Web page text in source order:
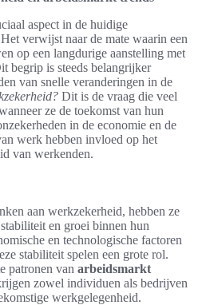
aspect in de huidige
verwijst naar de mate waarin een
op een langdurige aanstelling met
begrip is steeds belangrijker
van snelle veranderingen in de
Dit is de vraag die veel
ze de toekomst van hun
in de economie en de
werk hebben invloed op het
van werkenden.
aan werkzekerheid, hebben ze
en groei binnen hun
en technologische factoren
stabiliteit spelen een grote rol.
patronen van arbeidsmarkt
zowel individuen als bedrijven
werkgelegenheid.